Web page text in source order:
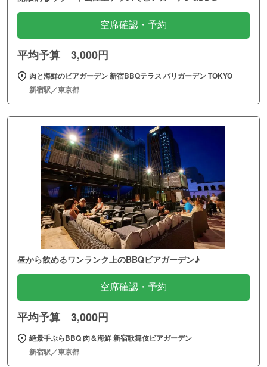
空席確認・予約
平均予算 3,000円
肉と海鮮のビアガーデン 新宿BBQテラス バリガーデン TOKYO
新宿駅／東京都
昼から飲めるワンランク上のBBQビアガーデン♪
空席確認・予約
平均予算 3,000円
絶景手ぶらBBQ 肉＆海鮮 新宿歌舞伎ビアガーデン
新宿駅／東京都